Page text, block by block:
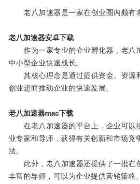
老八加速器是一家在创业圈内颇有名
老八加速器安卓下载
作为一家专业的企业孵化器，老八
中小型企业快速成长。
其核心理念是通过提供资金、资源
创业进而推动企业的快速发展。
老八加速器mac下载
在老八加速器的平台上，企业可以
业专家和导师，获得有关创新和市场竞
法。
此外，老八加速器还提供了一批在
丰富的导师，可以为企业提供营销策略